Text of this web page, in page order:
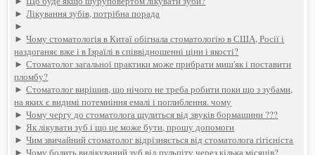
►Лікування зубів, потрібна порада
►
►Чому стоматологія в Китаї обігнала стоматологію в США, Росії і
наздоганяє вже і в Ізраїлі в співвідношенні ціни і якості?
►Стоматолог загальної практики може прибрати миш'як і поставити
пломбу?
►Стоматолог вирішив, що нічого не треба робити поки що з зубами,
на яких є видимі потемніння емалі і поглиблення. чому
►Чому чергу до стоматолога щулиться від звуків бормашини ???
►Як лікувати зуб і що це може бути, прошу допомоги
►Чим звичайний стоматолог відрізняється від стоматолога гігієніста
►Чому болить вилікуваний зуб від пульпіту через кілька місяців?